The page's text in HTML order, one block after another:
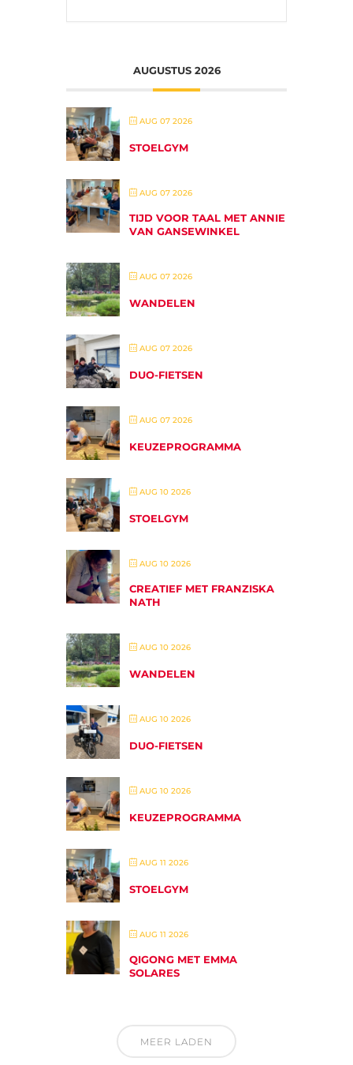
AUGUSTUS 2026
AUG 07 2026
STOELGYM
AUG 07 2026
TIJD VOOR TAAL MET ANNIE
VAN GANSEWINKEL
AUG 07 2026
WANDELEN
AUG 07 2026
DUO-FIETSEN
AUG 07 2026
KEUZEPROGRAMMA
AUG 10 2026
STOELGYM
AUG 10 2026
CREATIEF MET FRANZISKA
NATH
AUG 10 2026
WANDELEN
AUG 10 2026
DUO-FIETSEN
AUG 10 2026
KEUZEPROGRAMMA
AUG 11 2026
STOELGYM
AUG 11 2026
QIGONG MET EMMA
SOLARES
MEER LADEN